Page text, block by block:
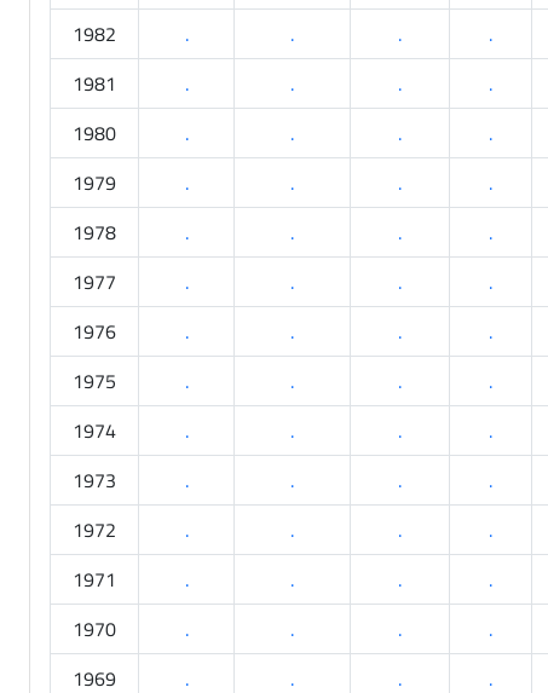
1982
. . . .
1981
. . . .
1980
. . . .
1979
. . . .
1978
. . . .
1977
. . . .
1976
. . . .
1975
. . . .
1974
. . . .
1973
. . . .
1972
. . . .
1971
. . . .
1970
. . . .
1969
. . . .